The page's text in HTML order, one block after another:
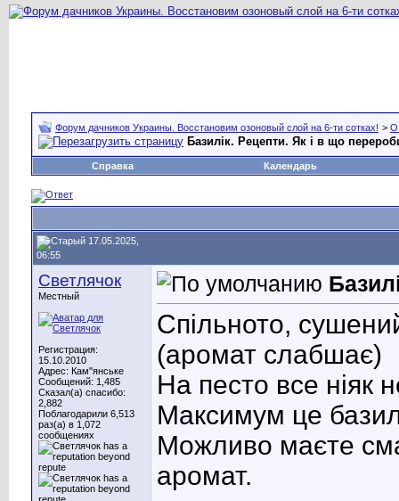
Форум дачников Украины. Восстановим озоновый слой на 6-ти сотках! > О
Базилік. Рецепти. Як і в що
Справка Календарь
17.05.2025,
06:55
Светлячок
Местный
Регистрация:
15.10.2010
Адрес: Кам"янське
Сообщений: 1,485
Сказал(а) спасибо:
2,882
Поблагодарили 6,513
раз(а) в 1,072
сообщениях
Спільното,
(аромат слабшає)
На песто все ніяк
Максимум це
Можливо маєте
аромат.